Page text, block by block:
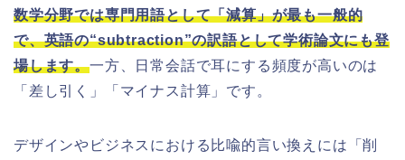
数学分野では専門用語として「減算」が最も一般的
で、英語の“subtraction”の訳語として学術論文にも登
場します。一方、日常会話で耳にする頻度が高いのは
「差し引く」「マイナス計算」です。
デザインやビジネスにおける比喩的言い換えには「削